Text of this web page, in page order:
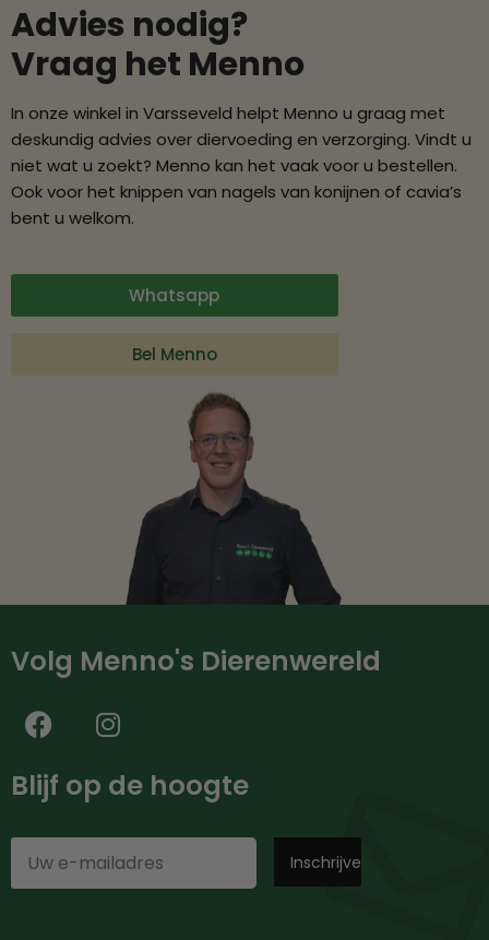
Advies nodig?
Vraag het Menno
In onze winkel in Varsseveld helpt Menno u graag met
deskundig advies over diervoeding en verzorging. Vindt u
niet wat u zoekt? Menno kan het vaak voor u bestellen.
Ook voor het knippen van nagels van konijnen of cavia’s
bent u welkom.
Whatsapp
Bel Menno
Volg Menno's Dierenwereld
Blijf op de hoogte